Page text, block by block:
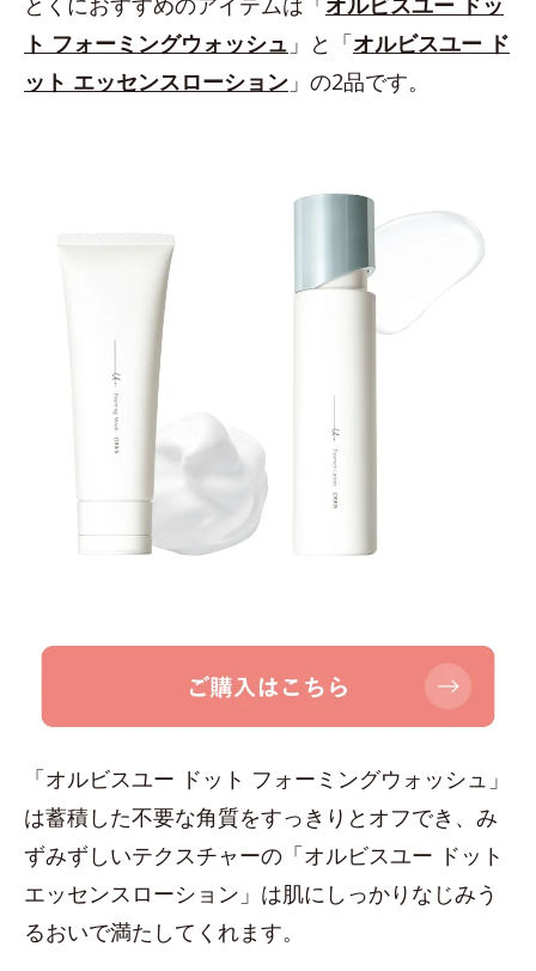
ト フォーミングウォッシュ 」と「オルビスユー ド
ット エッセンスローション 」の2品です。
「オルビスユー ドット フォーミングウォッシュ」
は蓄積した不要な角質をすっきりとオフでき、み
ずみずしいテクスチャーの「オルビスユー ドット
エッセンスローション」は肌にしっかりなじみう
るおいで満たしてくれます。